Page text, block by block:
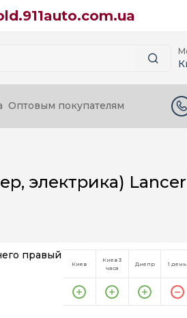
Оптовым покупателям
электрика) Lancer
правый
Киев
Киев 3
часа
Днепр 1 день